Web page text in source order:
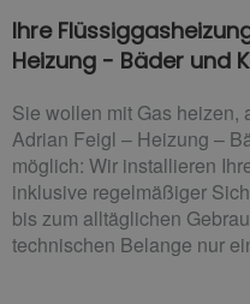
Ihre
Heizung - Bäder und
Sie wollen mit Gas heizen,
Adrian Feigl – Heizung –
möglich: Wir installieren
inklusive regelmäßiger
bis zum alltäglichen
technischen Belange nur